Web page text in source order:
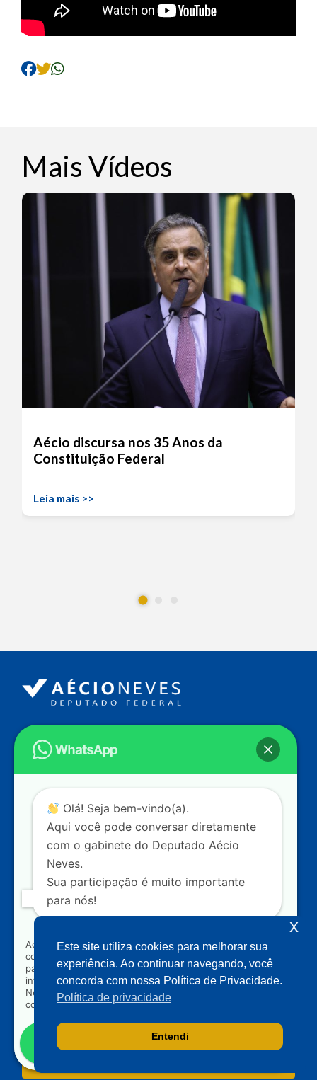
Mais Vídeos
Aécio discursa nos 35 Anos da
Constituição Federal
Leia mais >>
Endereço
Câmara dos Deputados
Ed. Principal, Ala C – Gabinete
Contato
dep.aecioneves@camara.leg.br
+55 (61) 3215-5964
+55 (31) 3261-0121
+55 (31) 97150-0834
Nossas redes
Acompanhe o meu mandato
Olá! Seja bem-vindo(a).
Aqui você pode conversar diretamente
com o gabinete do Deputado Aécio
Neves.
Sua participação é muito importante
para nós!
Ao clicar para iniciar o contato pelo WhatsApp, você
concorda que seus dados serão utilizados exclusivamente
para atendimento relacionado às demandas, sugestões ou
informações referentes ao mandato do Deputado Aécio
Neves. Seus dados serão tratados com sigilo e não serão
compartilhados com terceiros.
Falar com gabinete
Este site utiliza cookies para melhorar sua
experiência. Ao continuar navegando, você
concorda com nossa Política de Privacidade.
Política de privacidade
Entendi
x